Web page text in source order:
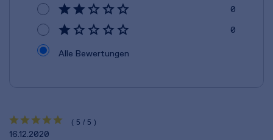
0
0
Alle Bewertungen
(5/5)
16.12.2020